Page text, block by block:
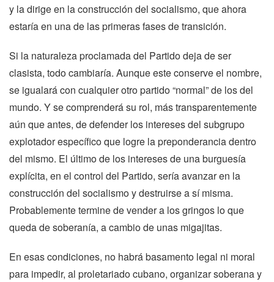
y la dirige en la construcción del socialismo, que ahora
estaría en una de las primeras fases de transición.
Si la naturaleza proclamada del Partido deja de ser
clasista, todo cambiaría. Aunque este conserve el nombre,
se igualará con cualquier otro partido “normal” de los del
mundo. Y se comprenderá su rol, más transparentemente
aún que antes, de defender los intereses del subgrupo
explotador específico que logre la preponderancia dentro
del mismo. El último de los intereses de una burguesía
explícita, en el control del Partido, sería avanzar en la
construcción del socialismo y destruirse a sí misma.
Probablemente termine de vender a los gringos lo que
queda de soberanía, a cambio de unas migajitas.
En esas condiciones, no habrá basamento legal ni moral
para impedir, al proletariado cubano, organizar soberana y